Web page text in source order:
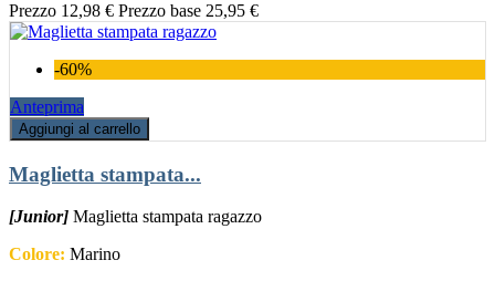
Prezzo 12,98 € Prezzo base 25,95 €
-60%
Anteprima
Aggiungi al carrello
Maglietta stampata...
[Junior] Maglietta stampata ragazzo
Colore: Marino